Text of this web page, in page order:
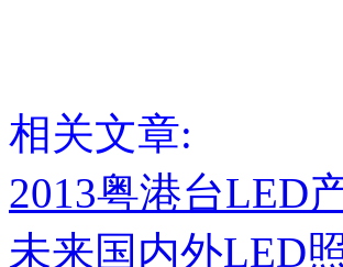
相关文章:
2013粤港台LED
未来国内外LED